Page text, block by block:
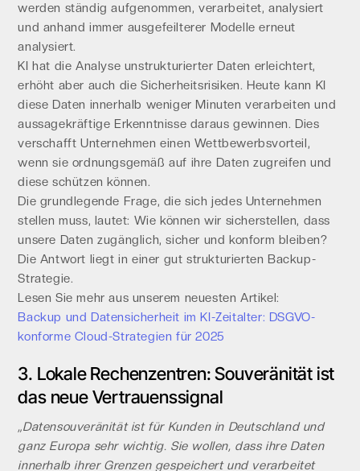
werden ständig aufgenommen, verarbeitet, analysiert
und anhand immer ausgefeilterer Modelle erneut
analysiert.
KI hat die Analyse unstrukturierter Daten erleichtert,
erhöht aber auch die Sicherheitsrisiken. Heute kann KI
diese Daten innerhalb weniger Minuten verarbeiten und
aussagekräftige Erkenntnisse daraus gewinnen. Dies
verschafft Unternehmen einen Wettbewerbsvorteil,
wenn sie ordnungsgemäß auf ihre Daten zugreifen und
diese schützen können.
Die grundlegende Frage, die sich jedes Unternehmen
stellen muss, lautet: Wie können wir sicherstellen, dass
unsere Daten zugänglich, sicher und konform bleiben?
Die Antwort liegt in einer gut strukturierten Backup-
Strategie.
Lesen Sie mehr aus unserem neuesten Artikel:
Backup und Datensicherheit im KI-Zeitalter: DSGVO-
konforme Cloud-Strategien für 2025
3. Lokale Rechenzentren: Souveränität ist
das neue Vertrauenssignal
„Datensouveränität ist für Kunden in Deutschland und
ganz Europa sehr wichtig. Sie wollen, dass ihre Daten
innerhalb ihrer Grenzen gespeichert und verarbeitet